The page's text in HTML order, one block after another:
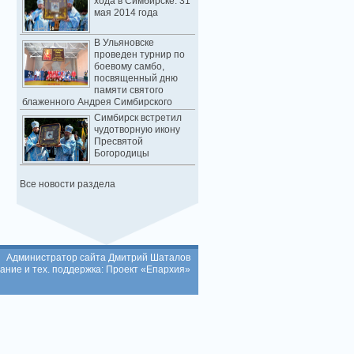
мая 2014 года
В Ульяновске
проведен турнир по
боевому самбо,
посвященный дню
памяти святого
блаженного Андрея Симбирского
Симбирск встретил
чудотворную икону
Пресвятой
Богородицы
Все новости раздела
Администратор сайта Дмитрий Шаталов
и тех. поддержка: Проект «Епархия»